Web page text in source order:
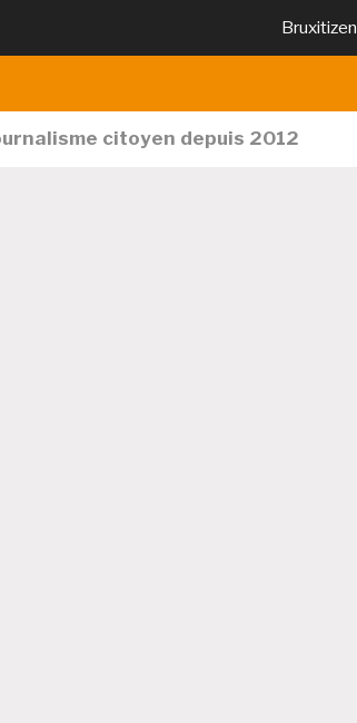
Bruxitizen
citoyen depuis 2012